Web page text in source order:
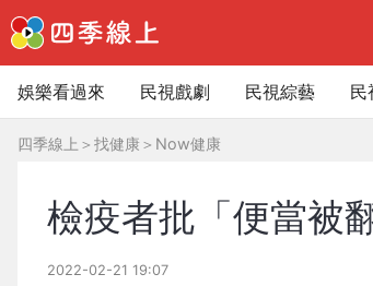
娛樂看過來 民視戲劇 民視綜藝 民
四季線上 ＞ 找健康＞ Now健康
檢疫者批「便當被
2022-02-21 19:07